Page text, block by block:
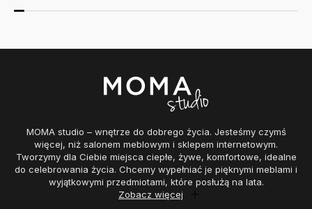
MOMA studio – wnętrze do dobrego życia. Jesteśmy czymś
więcej, niż salonem meblowym i sklepem internetowym.
Tworzymy dla Ciebie miejsca ciepłe, żywe, komfortowe, idealne
do celebrowania życia. Chcemy wypełniać je pięknymi meblami i
wyjątkowymi przedmiotami, które posłużą na lata.
Zobacz więcej